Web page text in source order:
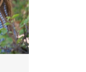
爸！男人總是
的體驗中，跟
予安全感的肢
角色認同及解
爸正嘗試用不